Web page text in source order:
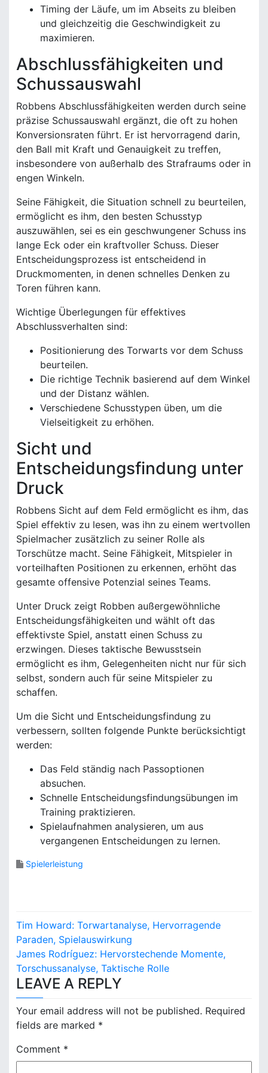
Timing der Läufe, um im Abseits zu bleiben
und gleichzeitig die Geschwindigkeit zu
maximieren.
Abschlussfähigkeiten und
Schussauswahl
Robbens Abschlussfähigkeiten werden durch seine
präzise Schussauswahl ergänzt, die oft zu hohen
Konversionsraten führt. Er ist hervorragend darin,
den Ball mit Kraft und Genauigkeit zu treffen,
insbesondere von außerhalb des Strafraums oder in
engen Winkeln.
Seine Fähigkeit, die Situation schnell zu beurteilen,
ermöglicht es ihm, den besten Schusstyp
auszuwählen, sei es ein geschwungener Schuss ins
lange Eck oder ein kraftvoller Schuss. Dieser
Entscheidungsprozess ist entscheidend in
Druckmomenten, in denen schnelles Denken zu
Toren führen kann.
Wichtige Überlegungen für effektives
Abschlussverhalten sind:
Positionierung des Torwarts vor dem Schuss
beurteilen.
Die richtige Technik basierend auf dem Winkel
und der Distanz wählen.
Verschiedene Schusstypen üben, um die
Vielseitigkeit zu erhöhen.
Sicht und
Entscheidungsfindung unter
Druck
Robbens Sicht auf dem Feld ermöglicht es ihm, das
Spiel effektiv zu lesen, was ihn zu einem wertvollen
Spielmacher zusätzlich zu seiner Rolle als
Torschütze macht. Seine Fähigkeit, Mitspieler in
vorteilhaften Positionen zu erkennen, erhöht das
gesamte offensive Potenzial seines Teams.
Unter Druck zeigt Robben außergewöhnliche
Entscheidungsfähigkeiten und wählt oft das
effektivste Spiel, anstatt einen Schuss zu
erzwingen. Dieses taktische Bewusstsein
ermöglicht es ihm, Gelegenheiten nicht nur für sich
selbst, sondern auch für seine Mitspieler zu
schaffen.
Um die Sicht und Entscheidungsfindung zu
verbessern, sollten folgende Punkte berücksichtigt
werden:
Das Feld ständig nach Passoptionen
absuchen.
Schnelle Entscheidungsfindungsübungen im
Training praktizieren.
Spielaufnahmen analysieren, um aus
vergangenen Entscheidungen zu lernen.
Spielerleistung
P
o
s
t
n
a
v
Tim Howard: Torwartanalyse, Hervorragende
Paraden, Spielauswirkung
James Rodríguez: Hervorstechende Momente,
Torschussanalyse, Taktische Rolle
LEAVE A REPLY
Your email address will not be published. Required
fields are marked *
Comment *